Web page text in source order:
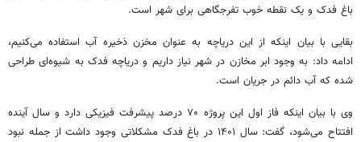
باغ فدک و یک نقطه خوب تفرجگاهی برای شهر است.
بقایی با بیان اینکه از این دریاچه به عنوان مخزن ذخیره آب استفاده می‌کنیم،
ادامه داد: به وجود ابر مخازن در شهر نیاز داریم و دریاچه فدک به شیوه‌ای طراحی
شده که آب دائم در جریان است.
وی با بیان اینکه فاز اول این پروژه ۷۰ درصد پیشرفت فیزیکی دارد و سال آینده
افتتاح می‌شود، گفت: سال ۱۴۰۱ در باغ فدک مشکلاتی وجود داشت از جمله نبود